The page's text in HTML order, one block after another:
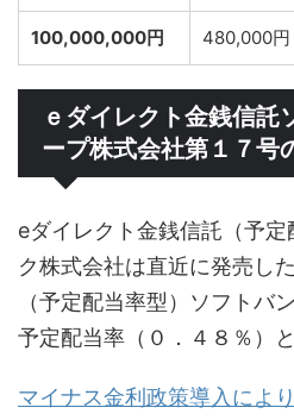
100,000,000円 480,000円
ｅダイレクト金銭信託
ープ株式会社第１７号
eダイレクト金銭信託（予
ク株式会社は直近に発売し
（予定配当率型）ソフトバ
予定配当率（０．４８％）と
マイナス金利政策導入によ